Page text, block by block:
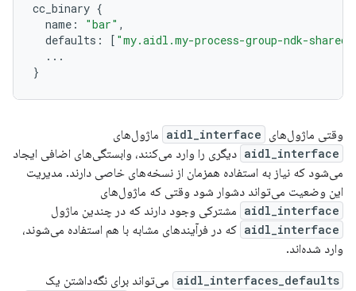
cc_binary {
name : "bar" ,
defaults : [ "my.aidl.my-process-group-ndk-shared"
...
}
وقتی ماژول‌های aidl_interface ماژول‌های
aidl_interface دیگری را وارد می‌کنند، وابستگی‌های اضافی ایجاد
می‌شود که نیاز به استفاده همزمان از نسخه‌های خاصی دارند. مدیریت
این وضعیت می‌تواند دشوار شود وقتی که ماژول‌های
aidl_interface مشترکی وجود دارند که در چندین ماژول
aidl_interface که در فرآیندهای مشابه با هم استفاده می‌شوند،
وارد شده‌اند.
aidl_interfaces_defaults می‌تواند برای نگه‌داشتن یک